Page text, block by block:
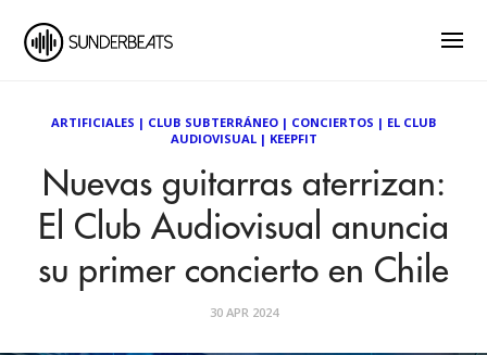
ARTIFICIALES | CLUB SUBTERRÁNEO| CONCIERTOS | EL CLUB
AUDIOVISUAL| KEEPFIT
Nuevas guitarras aterrizan:
El Club Audiovisual anuncia
su primer concierto en Chile
30 APR 2024